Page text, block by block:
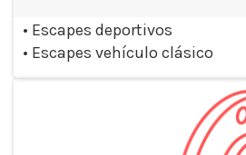
• Escapes deportivos
• Escapes vehículo clásico